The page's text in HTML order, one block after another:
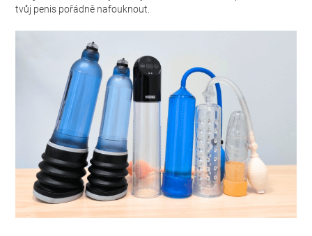
tvůj penis pořádně nafouknout.